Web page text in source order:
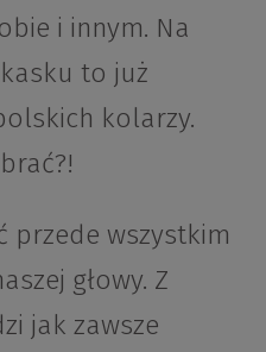
i innym. Na
to już
kolarzy.
przede wszystkim
głowy. Z
jak zawsze